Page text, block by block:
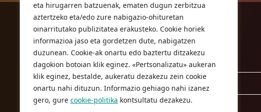
eta hirugarren batzuenak, ematen dugun zerbitzua
aztertzeko eta/edo zure nabigazio-ohituretan
oinarritutako publizitatea erakusteko. Cookie horiek
informazioa jaso eta gordetzen dute, nabigatzen
duzunean. Cookie-ak onartu edo baztertu ditzakezu
dagokion botoian klik eginez. «Pertsonalizatu» aukeran
klik eginez, bestalde, aukeratu dezakezu zein cookie
onartu nahi dituzun. Informazio gehiago nahi izanez
gero, gure cookie-politika kontsultatu dezakezu.
ORIOKO UDALA
Herriko plaza,1
20810 Orio (Gipuzkoa)
T. 943 83 03 46
bulegoak@orio.eus